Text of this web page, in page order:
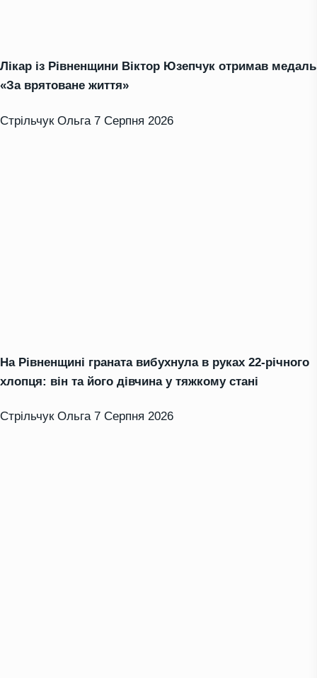
Лікар із Рівненщини Віктор Юзепчук отримав медаль
«За врятоване життя»
Стрільчук Ольга 7 Серпня 2026
На Рівненщині граната вибухнула в руках 22-річного
хлопця: він та його дівчина у тяжкому стані
Стрільчук Ольга 7 Серпня 2026